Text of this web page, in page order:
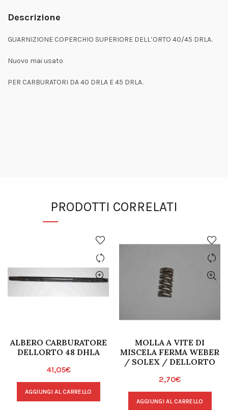
Descrizione
GUARNIZIONE COPERCHIO SUPERIORE DELL’ORTO 40/45 DRLA.
Nuovo mai usato
PER CARBURATORI DA 40 DRLA E 45 DRLA.
PRODOTTI CORRELATI
ALBERO CARBURATORE
DELLORTO 48 DHLA
41,05€
AGGIUNGI AL CARRELLO
MOLLA A VITE DI
MISCELA FERMA WEBER
/ SOLEX / DELLORTO
2,70€
AGGIUNGI AL CARRELLO